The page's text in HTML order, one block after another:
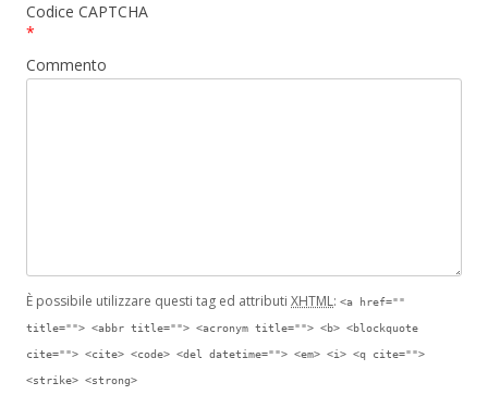
Codice CAPTCHA
*
Commento
È possibile utilizzare questi tag ed attributi XHTML: <a href=""
title=""> <abbr title=""> <acronym title=""> <b> <blockquote
cite=""> <cite> <code> <del datetime=""> <em> <i> <q cite="">
<strike> <strong>